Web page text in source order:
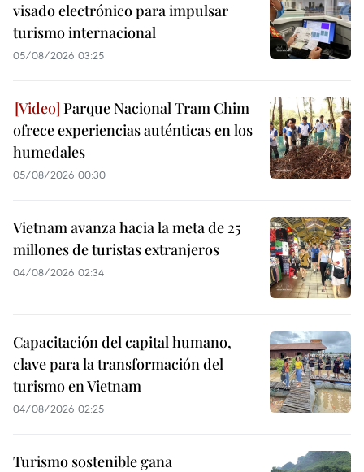
visado electrónico para impulsar
turismo internacional
05/08/2026 03:25
Parque Nacional Tram Chim
ofrece experiencias auténticas en los
humedales
05/08/2026 00:30
Vietnam avanza hacia la meta de 25
millones de turistas extranjeros
04/08/2026 02:34
Capacitación del capital humano,
clave para la transformación del
turismo en Vietnam
04/08/2026 02:25
Turismo sostenible gana